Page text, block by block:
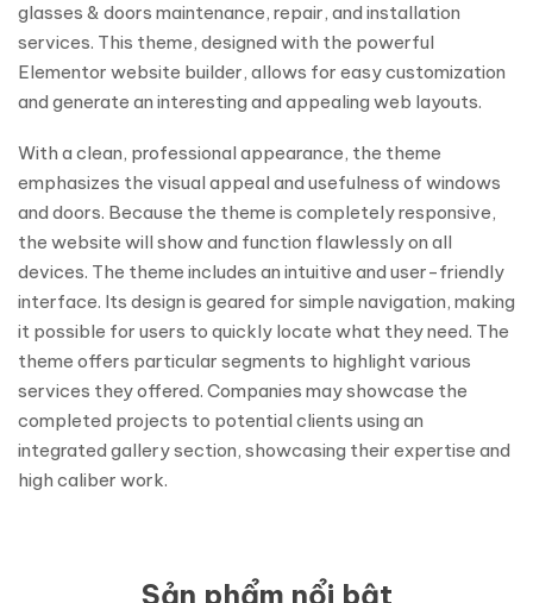
glasses & doors maintenance, repair, and installation
services. This theme, designed with the powerful
Elementor website builder, allows for easy customization
and generate an interesting and appealing web layouts.
With a clean, professional appearance, the theme
emphasizes the visual appeal and usefulness of windows
and doors. Because the theme is completely responsive,
the website will show and function flawlessly on all
devices. The theme includes an intuitive and user-friendly
interface. Its design is geared for simple navigation, making
it possible for users to quickly locate what they need. The
theme offers particular segments to highlight various
services they offered. Companies may showcase the
completed projects to potential clients using an
integrated gallery section, showcasing their expertise and
high caliber work.
Sản phẩm nổi bật